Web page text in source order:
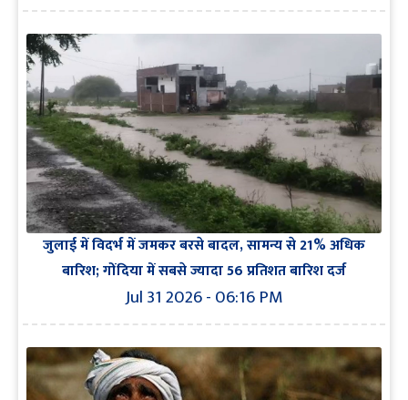
जुलाई में विदर्भ में जमकर बरसे बादल, सामन्य से 21% अधिक
बारिश; गोंदिया में सबसे ज्यादा 56 प्रतिशत बारिश दर्ज
Jul 31 2026 - 06:16 PM